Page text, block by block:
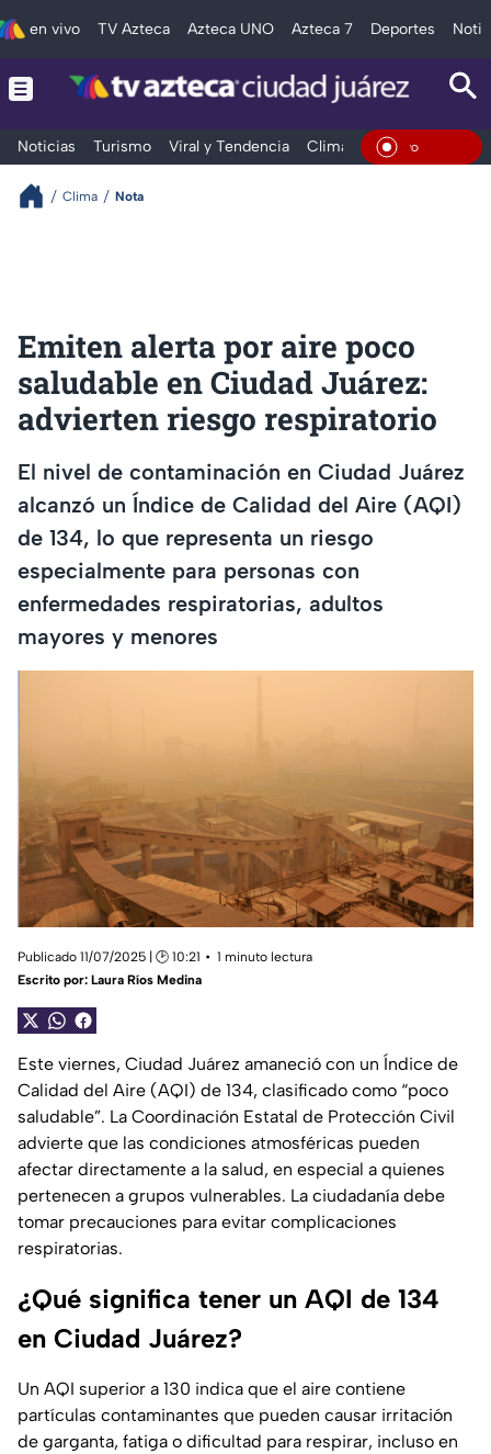
en vivo TV Azteca Azteca UNO Azteca 7 Deportes
Noticias Turismo Viral y Tendencia Clima Deportes En Vivo
Clima Nota
Emiten alerta por aire poco
saludable en Ciudad Juárez:
advierten riesgo respiratorio
El nivel de contaminación en Ciudad Juárez
alcanzó un Índice de Calidad del Aire (AQI)
de 134, lo que representa un riesgo
especialmente para personas con
enfermedades respiratorias, adultos
mayores y menores
Publicado 11/07/2025 | 🕑 10:21
1 minuto lectura
Escrito por: Laura Ríos Medina
Este viernes, Ciudad Juárez amaneció con un Índice de
Calidad del Aire (AQI) de 134, clasificado como “poco
saludable”. La Coordinación Estatal de Protección Civil
advierte que las condiciones atmosféricas pueden
afectar directamente a la salud, en especial a quienes
pertenecen a grupos vulnerables. La ciudadanía debe
tomar precauciones para evitar complicaciones
respiratorias.
¿Qué significa tener un AQI de 134
en Ciudad Juárez?
Un AQI superior a 130 indica que el aire contiene
partículas contaminantes que pueden causar irritación
de garganta, fatiga o dificultad para respirar, incluso en